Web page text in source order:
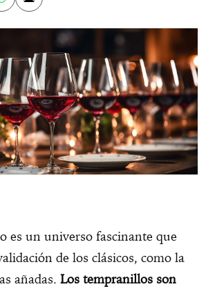
es un universo fascinante que
de los clásicos, como la
añadas. Los tempranillos son